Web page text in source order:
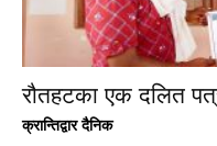
रौतहटका एक दलित
क्रान्तिद्वार दैनिक